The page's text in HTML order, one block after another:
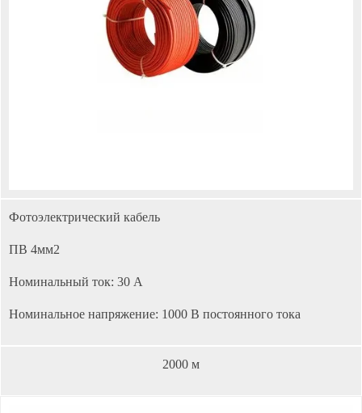
Фотоэлектрический кабель
ПВ 4мм2
Номинальный ток: 30 А
Номинальное напряжение: 1000 В постоянного тока
2000 м